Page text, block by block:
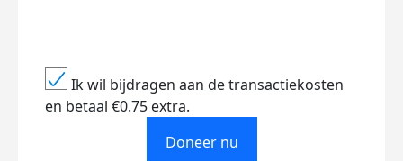
Ik wil bijdragen aan de transactiekosten
en betaal €0.75 extra.
Doneer nu